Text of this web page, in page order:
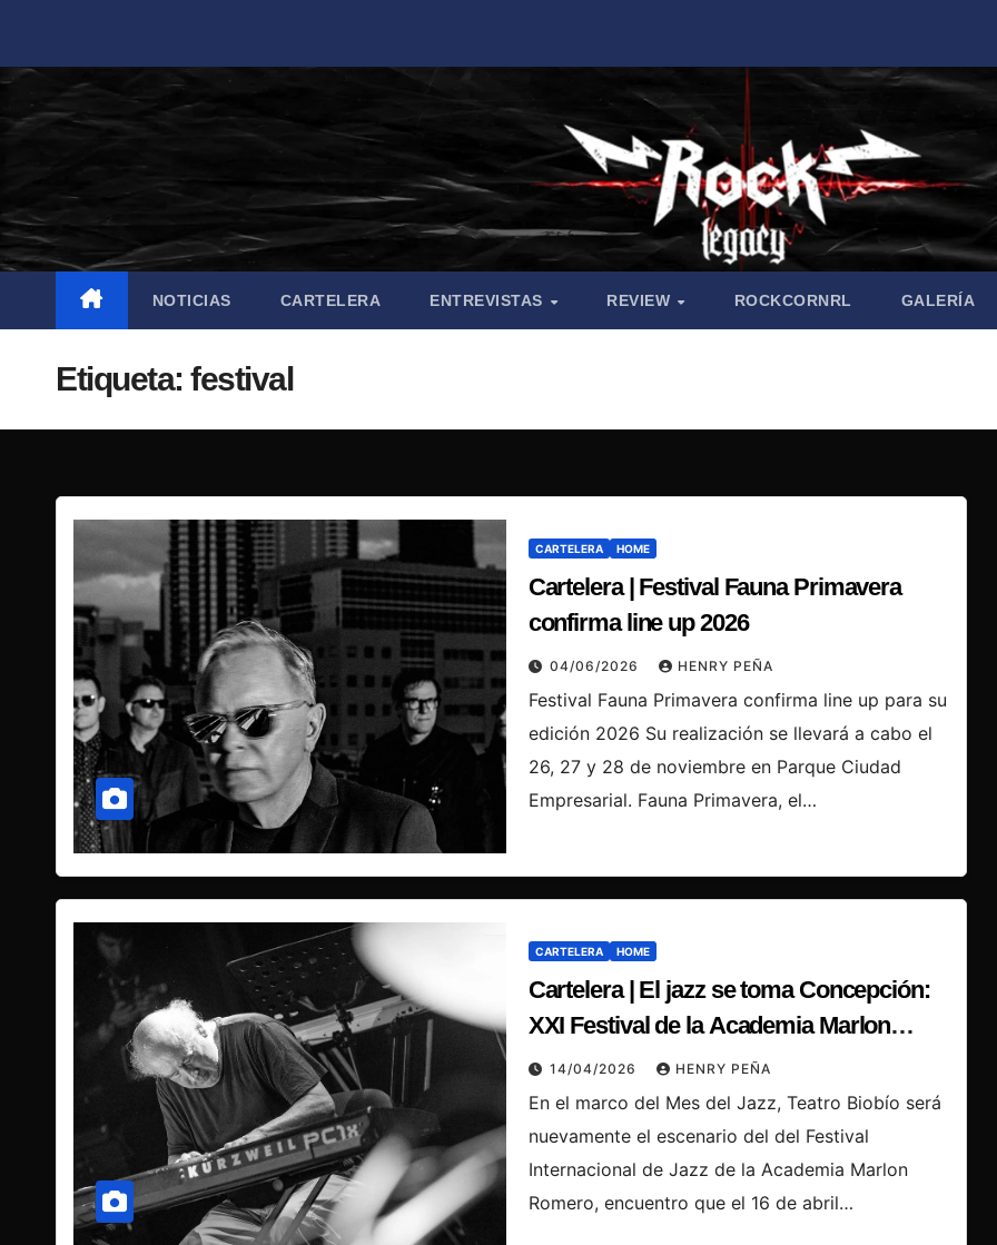
contenido
NOTICIAS CARTELERA ENTREVISTAS REVIEW ROCKCORNRL GALERÍA
Etiqueta: festival
CARTELERA HOME
Cartelera | Festival Fauna Primavera
confirma line up 2026
04/06/2026 HENRY PEÑA
Festival Fauna Primavera confirma line up para su
edición 2026 Su realización se llevará a cabo el
26, 27 y 28 de noviembre en Parque Ciudad
Empresarial. Fauna Primavera, el…
CARTELERA HOME
Cartelera | El jazz se toma Concepción:
XXI Festival de la Academia Marlon
Romero reúne escena local e
internacional
14/04/2026 HENRY PEÑA
En el marco del Mes del Jazz, Teatro Biobío será
nuevamente el escenario del del Festival
Internacional de Jazz de la Academia Marlon
Romero, encuentro que el 16 de abril…